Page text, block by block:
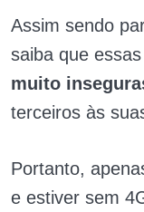
Assim sendo
saiba que
muito
terceiros às
Portanto,
e estiver sem